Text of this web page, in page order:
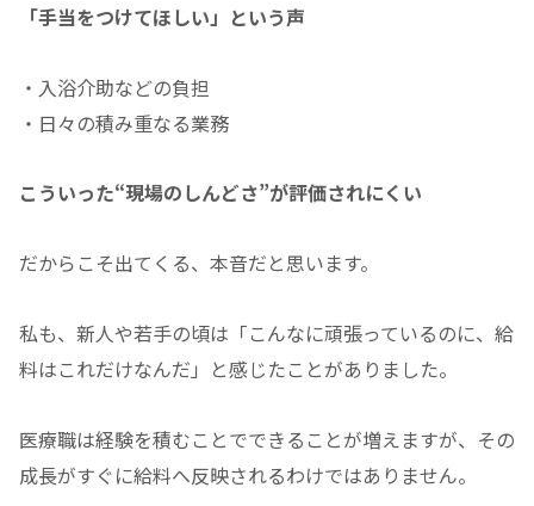
「手当をつけてほしい」という声
・入浴介助などの負担
・日々の積み重なる業務
こういった“現場のしんどさ”が評価されにくい
だからこそ出てくる、本音だと思います。
私も、新人や若手の頃は「こんなに頑張っているのに、給
料はこれだけなんだ」と感じたことがありました。
医療職は経験を積むことでできることが増えますが、その
成長がすぐに給料へ反映されるわけではありません。